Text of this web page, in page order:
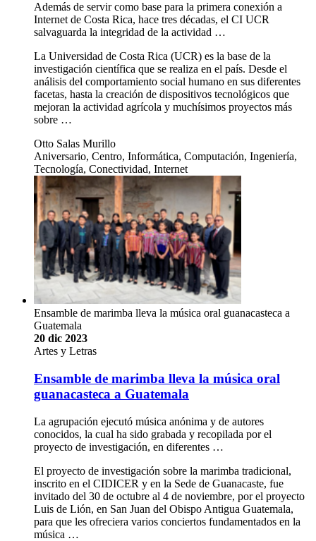
Además de servir como base para la primera conexión a
Internet de Costa Rica, hace tres décadas, el CI UCR
salvaguarda la integridad de la actividad …
La Universidad de Costa Rica (UCR) es la base de la
investigación científica que se realiza en el país. Desde el
análisis del comportamiento social humano en sus diferentes
facetas, hasta la creación de dispositivos tecnológicos que
mejoran la actividad agrícola y muchísimos proyectos más
sobre …
Otto Salas Murillo
Aniversario, Centro, Informática, Computación, Ingeniería,
Tecnología, Conectividad, Internet
Ensamble de marimba lleva la música oral guanacasteca a
Guatemala
20 dic 2023
Artes y Letras
Ensamble de marimba lleva la música oral
guanacasteca a Guatemala
La agrupación ejecutó música anónima y de autores
conocidos, la cual ha sido grabada y recopilada por el
proyecto de investigación, en diferentes …
El proyecto de investigación sobre la marimba tradicional,
inscrito en el CIDICER y en la Sede de Guanacaste, fue
invitado del 30 de octubre al 4 de noviembre, por el proyecto
Luis de Lión, en San Juan del Obispo Antigua Guatemala,
para que les ofreciera varios conciertos fundamentados en la
música …